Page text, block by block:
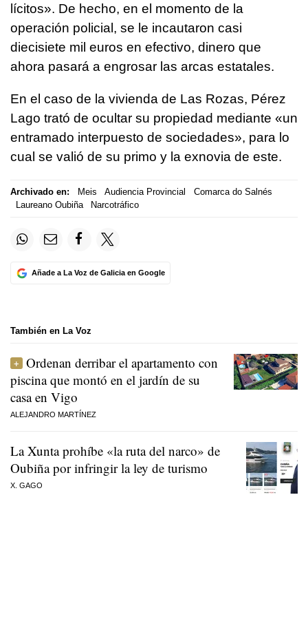
lícitos». De hecho, en el momento de la
operación policial, se le incautaron casi
diecisiete mil euros en efectivo, dinero que
ahora pasará a engrosar las arcas estatales.
En el caso de la vivienda de Las Rozas, Pérez
Lago trató de ocultar su propiedad mediante «un
entramado interpuesto de sociedades», para lo
cual se valió de su primo y la exnovia de este.
Archivado en: Meis Audiencia Provincial
Comarca do Salnés
Laureano Oubiña
Narcotráfico
Añade a La Voz de Galicia en Google
También en La Voz
Ordenan derribar el apartamento con
piscina que montó en el jardín de su
casa en Vigo
ALEJANDRO MARTÍNEZ
La Xunta prohíbe «la ruta del narco» de
Oubiña por infringir la ley de turismo
X. GAGO